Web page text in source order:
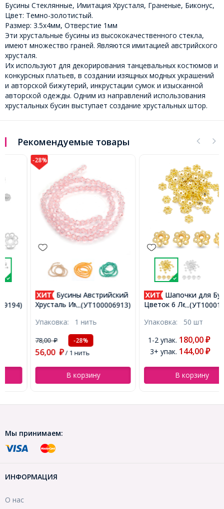
Бусины Стеклянные, Имитация Хрусталя, Граненые, Биконус,
Цвет: Темно-золотистый.
Размер: 3.5х4мм, Отверстие 1мм
Эти хрустальные бусины из высококачественного стекла,
имеют множество граней. Являются имитацией австрийского
хрусталя.
Их используют для декорирования танцевальных костюмов и
конкурсных платьев, в создании изящных модных украшений
и авторской бижутерий, инкрустации сумок и изысканной
авторской одежды. Одним из направлений использования
хрустальных бусин выступает создание хрустальных штор.
Рекомендуемые товары
...(УТ100006913)
Бусины Австрийский
Хрусталь Имитация,
Биконус, Розовый, 4х4мм,
Отверстие 1мм, около
80шт/30см/нить,
(УТ100006913)
Упаковка:1 нить
-28%
₽/ 1 нить
В корзину
...(УТ100011112)
Шапочки для Бусин
Цветок 6 Лепестков,
Золото, 6х2мм, Отверстие
Упаковка:50 шт
1-2 упак. 180,00₽
3+ упак. 144,00₽
В корзину
Мы принимаем:
ИНФОРМАЦИЯ
О нас